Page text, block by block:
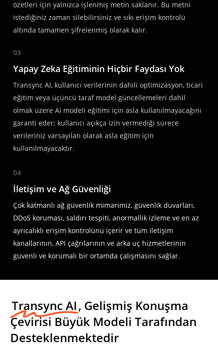
özetleri için yalnızca işlenmiş metin saklanır. Bu metni
istediğiniz zaman silebilirsiniz ve sıkı erişim kontrolü
altında tamamen şifrelenmiş olarak kalır.
03
Yapay Zeka Eğitiminin Hiçbir Faydası Yok
Transync AI, kullanıcı verilerinin dahili optimizasyon, ticari
eğitim veya üçüncü taraf model güncellemeleri dahil
olmak üzere AI modeli eğitimi için asla kullanılmayacağını
garanti eder; kullanıcı açıkça izin vermediği sürece
verileriniz varsayılan olarak asla eğitim için
kullanılmayacaktır.
04
İletişim ve Ağ Güvenliği
Çok katmanlı ağ güvenlik mimarimiz, güvenlik duvarları,
DDoS koruması, saldırı tespiti, anormallik izleme ve en az
ayrıcalıklı erişim kontrolünü içerir ve tüm iletişim
kanallarının, API çağrılarının ve arka uç hizmetlerinin
güvenli ve korumalı bir ortamda çalışmasını sağlar.
Transync AI, Gelişmiş Konuşma
Çevirisi Büyük Modeli Tarafından
Desteklenmektedir